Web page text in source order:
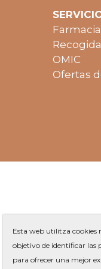
OMIC
Ofertas
Esta web utilitza cookies
objetivo de identificar las
para ofrecer una mejor